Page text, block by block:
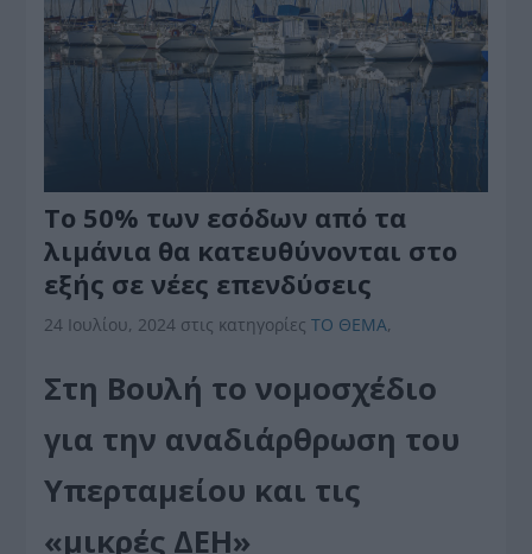
Το 50% των εσόδων από τα
λιμάνια θα κατευθύνονται στο
εξής σε νέες επενδύσεις
24 Ιουλίου, 2024 στις κατηγορίεςΤΟ ΘΕΜΑ,
Στη Βουλή το νομοσχέδιο
για την αναδιάρθρωση του
Υπερταμείου και τις
«μικρές ΔΕΗ»